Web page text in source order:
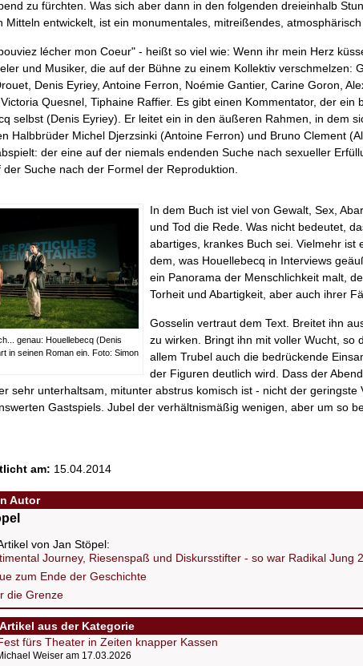
zu fürchten. Was sich aber dann in den folgenden dreieinhalb
Mitteln entwickelt, ist ein monumentales, mitreißendes, atmosphärisch
lécher mon Coeur" - heißt so viel wie: Wenn ihr mein Herz
und Musiker, die auf der Bühne zu einem Kollektiv verschmelzen:
Denis Eyriey, Antoine Ferron, Noémie Gantier, Carine Goron,
Quesnel, Tiphaine Raffier. Es gibt einen Kommentator, der ein
selbst (Denis Eyriey). Er leitet ein in den äußeren Rahmen, in dem
Halbbrüder Michel Djerzsinki (Antoine Ferron) und Bruno Clement
der eine auf der niemals endenden Suche nach sexueller
der Suche nach der Formel der Reproduktion.
genau: Houellebecq (Denis
in seinen Roman ein. Foto: Simon
In dem Buch ist viel von Gewalt, Sex,
und Tod die Rede. Was nicht bedeutet,
abartiges, krankes Buch sei. Vielmehr ist
dem, was Houellebecq in Interviews
ein Panorama der Menschlichkeit malt,
Torheit und Abartigkeit, aber auch ihrer
Gosselin vertraut dem Text. Breitet ihn
zu wirken. Bringt ihn mit voller Wucht, so
allem Trubel auch die bedrückende
der Figuren deutlich wird. Dass der
sehr unterhaltsam, mitunter abstrus komisch ist - nicht der geringste
Gastspiels. Jubel der verhältnismäßig wenigen, aber um so
am: 15.04.2014
Autor
von Jan Stöpel:
Journey, Riesenspaß und Diskursstifter - so war Radikal Jung
zum Ende der Geschichte
die Grenze
aus der Kategorie
fürs Theater in Zeiten knapper Kassen
Weiser am 17.03.2026